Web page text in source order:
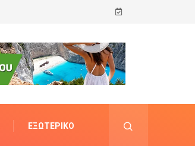
ΕΞΩΤΕΡΙΚΌ